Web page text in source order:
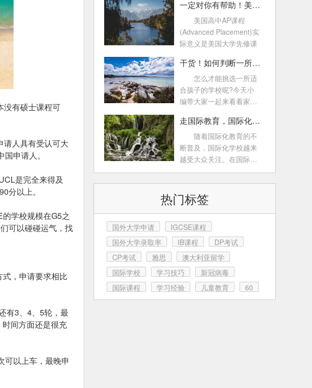
没有硕士课程可
请人具有受认可大
申请人。
是完全来得及
分以上。
学校规模在G5之
可以碰碰运气，找
，申请要求相比
有3、4、5轮，最
间方面还是很充
可以上车，最晚申
一定对你有帮助！美国高中AP课程常见问题！
美国高中AP课程
(Advanced Placement)实
际意义是美国大学先修课
干货！如何判断一所国际化学校好不好
怎么才能挑选一所适
合孩子的学校呢?今天小
编带大家一起来看看家长
走国际教育，国际化学校的这些考试一定要知道！
随着国际化教育的不
断普及，国际化学校越来
越受大众关注。在国际教
育这条路上，很多家
热门标签
国外大学申请
IGCSE课程
国外大学录取率
IB课程
DP考试
CP考试
雅思
澳大利亚留学
国际学校
学习技巧
新冠病毒
国际课程
学习经验 儿童教育 60